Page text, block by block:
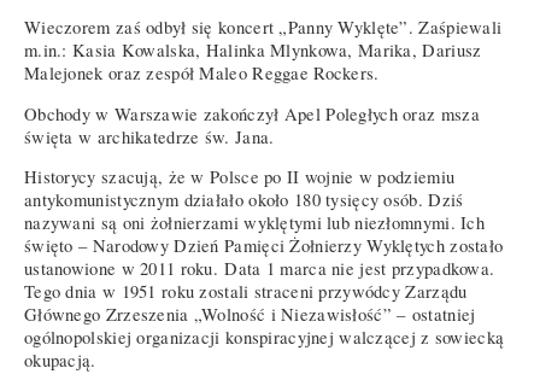
Wieczorem zaś odbył się koncert „Panny Wyklęte”. Zaśpiewali
m.in.: Kasia Kowalska, Halinka Mlynkowa, Marika, Dariusz
Malejonek oraz zespół Maleo Reggae Rockers.
Obchody w Warszawie zakończył Apel Poległych oraz msza
święta w archikatedrze św. Jana.
Historycy szacują, że w Polsce po II wojnie w podziemiu
antykomunistycznym działało około 180 tysięcy osób. Dziś
nazywani są oni żołnierzami wyklętymi lub niezłomnymi. Ich
święto – Narodowy Dzień Pamięci Żołnierzy Wyklętych zostało
ustanowione w 2011 roku. Data 1 marca nie jest przypadkowa.
Tego dnia w 1951 roku zostali straceni przywódcy Zarządu
Głównego Zrzeszenia „Wolność i Niezawisłość” – ostatniej
ogólnopolskiej organizacji konspiracyjnej walczącej z sowiecką
okupacją.